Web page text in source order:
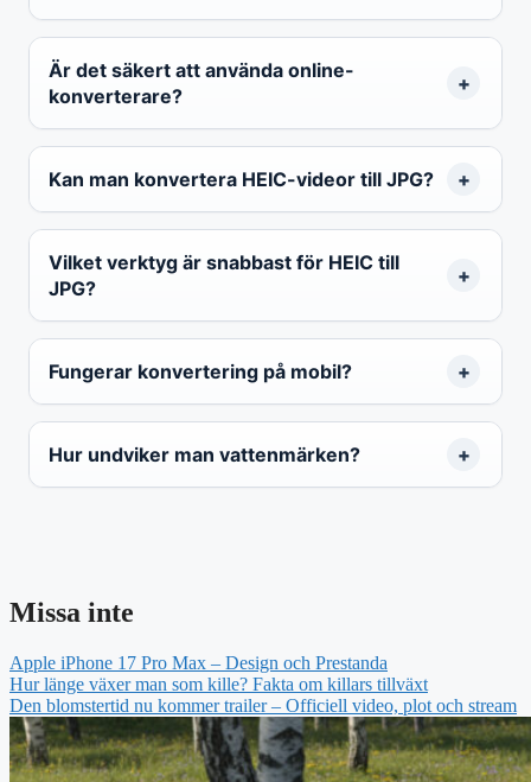
Är det säkert att använda online-
konverterare?
Kan man konvertera HEIC-videor till JPG?
Vilket verktyg är snabbast för HEIC till
JPG?
Fungerar konvertering på mobil?
Hur undviker man vattenmärken?
Missa inte
Apple iPhone 17 Pro Max – Design och Prestanda
Hur länge växer man som kille? Fakta om killars tillväxt
Den blomstertid nu kommer trailer – Officiell video, plot och stream